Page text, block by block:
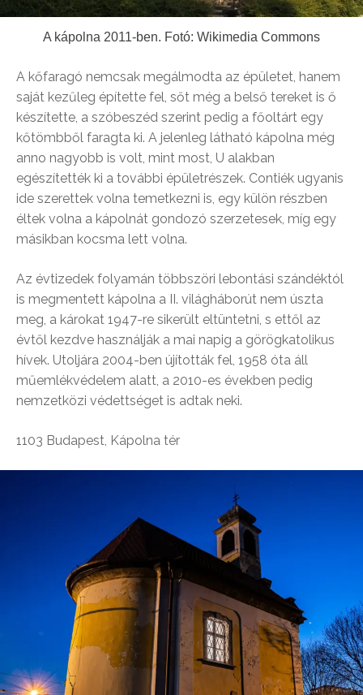
A kápolna 2011-ben. Fotó: Wikimedia Commons
A kőfaragó nemcsak megálmodta az épületet, hanem
saját kezűleg építette fel, sőt még a belső tereket is ő
készítette, a szóbeszéd szerint pedig a főoltárt egy
kőtömbből faragta ki. A jelenleg látható kápolna még
anno nagyobb is volt, mint most, U alakban
egészítették ki a további épületrészek. Contiék ugyanis
ide szerettek volna temetkezni is, egy külön részben
éltek volna a kápolnát gondozó szerzetesek, míg egy
másikban kocsma lett volna.
Az évtizedek folyamán többszöri lebontási szándéktól
is megmentett kápolna a II. világháborút nem úszta
meg, a károkat 1947-re sikerült eltüntetni, s ettől az
évtől kezdve használják a mai napig a görögkatolikus
hívek. Utoljára 2004-ben újították fel, 1958 óta áll
műemlékvédelem alatt, a 2010-es években pedig
nemzetközi védettséget is adtak neki.
1103 Budapest, Kápolna tér